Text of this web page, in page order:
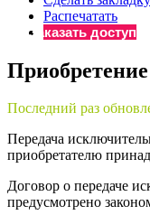
Распечатать
Заказать доступ
Последний раз
Передача
приобретателю
Договор о передаче
предусмотрено